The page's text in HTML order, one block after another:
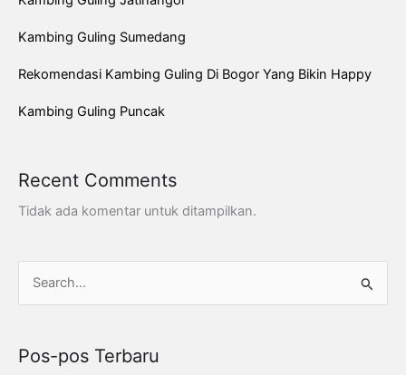
Kambing Guling Sumedang
Rekomendasi Kambing Guling Di Bogor Yang Bikin Happy
Kambing Guling Puncak
Recent Comments
Tidak ada komentar untuk ditampilkan.
iPos-pos Terbaru